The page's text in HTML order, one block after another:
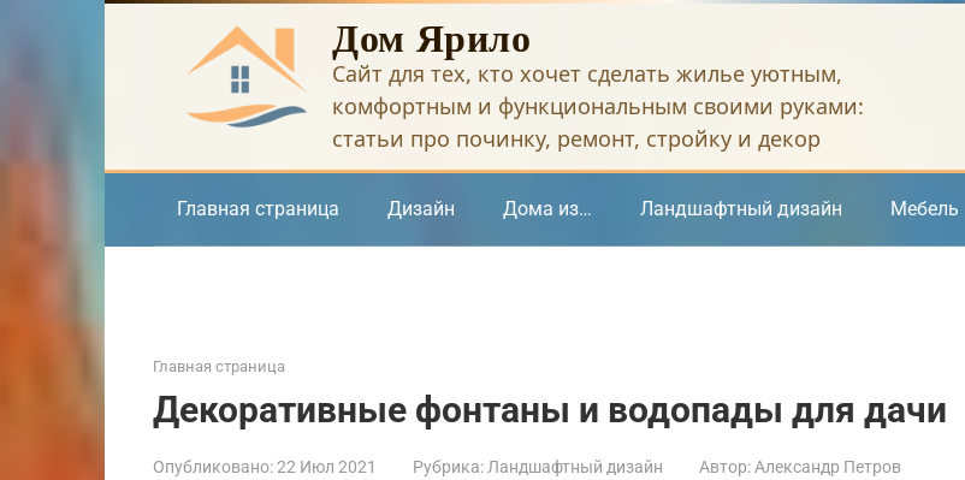
Дом Ярило
Сайт для тех, кто хочет сделать жилье уютным,
комфортным и функциональным своими руками:
статьи про починку, ремонт, стройку и декор
Главная страница Дизайн Дома из… Ландшафтный дизайн Мебель
Главная страница
Декоративные фонтаны и водопады для дачи
Опубликовано:22 Июл 2021 Рубрика: Ландшафтный дизайн Автор: Александр Петров